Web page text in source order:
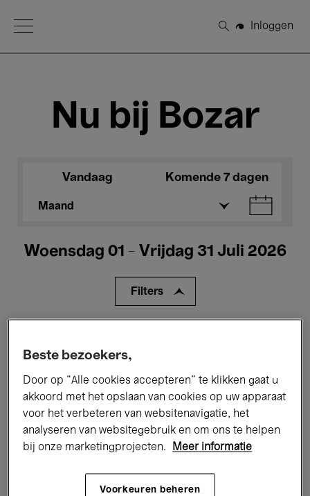
Open Menu
Zoeken
Inloggen
Nu bij Bozar
Vandaag Komende 7 dagen
Maand
Woensdag 01 - Vrijdag 31 Juli 2026
Filters
Performances Lezingen & Debatten
Jazz Klassieke Muziek Global Music
Beste bezoekers,
Door op “Alle cookies accepteren” te klikken gaat u
akkoord met het opslaan van cookies op uw apparaat
voor het verbeteren van websitenavigatie, het
analyseren van websitegebruik en om ons te helpen
bij onze marketingprojecten.
Meer informatie
Voorkeuren beheren